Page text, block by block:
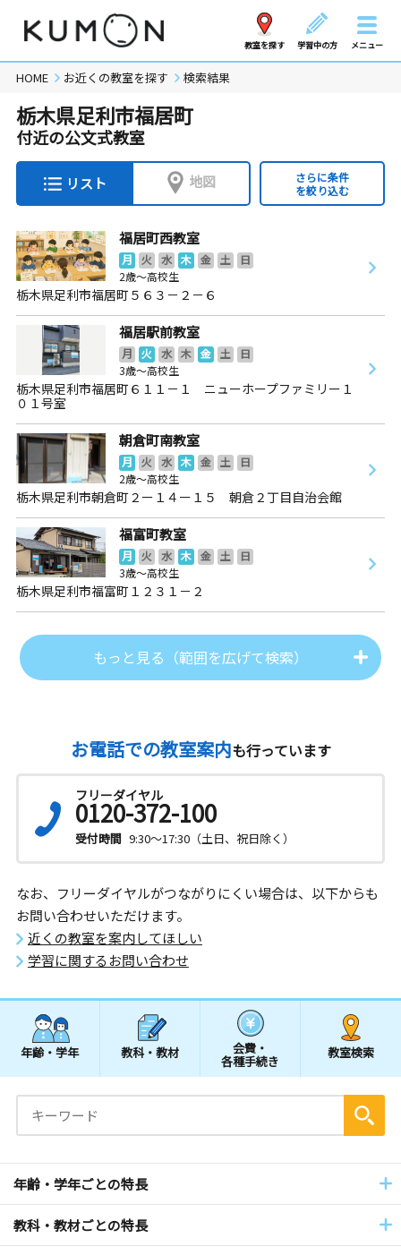
教室を探す 学習中の方 メニュー
HOME お近くの教室を探す 検索結果
栃木県足利市福居町
付近の公文式教室
リスト 地図
さらに条件
を絞り込む
福居町西教室
月 火 水 木 金 土
日
2歳～高校生
栃木県足利市福居町５６３－２－６
福居駅前教室
月 火 水 木 金 土
日
3歳～高校生
栃木県足利市福居町６１１－１ ニューホープファミリー１
０１号室
朝倉町南教室
月 火 水 木 金 土
日
2歳～高校生
栃木県足利市朝倉町２ー１４ー１５ 朝倉２丁目自治会館
福富町教室
月 火 水 木 金 土
日
3歳～高校生
栃木県足利市福富町１２３１－２
もっと見る（範囲を広げて検索）
お電話での教室案内も行っています
フリーダイヤル
0120-372-100
受付時間 9:30～17:30（土日、祝日除く）
なお、フリーダイヤルがつながりにくい場合は、以下からも
お問い合わせいただけます。
近くの教室を案内してほしい
学習に関するお問い合わせ
年齢・学年 教科・教材 会費・
各種手続き
教室検索
年齢・学年ごとの特長
教科・教材ごとの特長